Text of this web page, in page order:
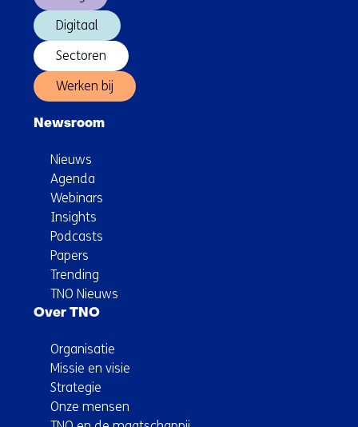
Digitaal
Sectoren
Werken bij
Newsroom
Nieuws
Agenda
Webinars
Insights
Podcasts
Papers
Trending
TNO Nieuws
Over TNO
Organisatie
Missie en visie
Strategie
Onze mensen